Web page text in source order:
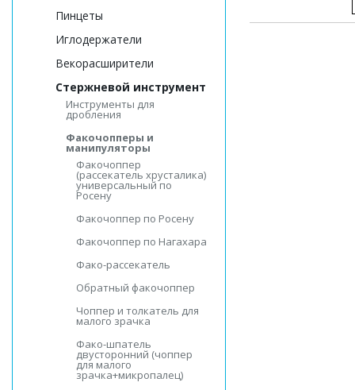
Пинцеты
Иглодержатели
Векорасширители
Стержневой инструмент
Инструменты для
дробления
Факочопперы и
манипуляторы
Факочоппер
(рассекатель хрусталика)
универсальный по
Росену
Факочоппер по Росену
Факочоппер по Нагахара
Фако-рассекатель
Обратный факочоппер
Чоппер и толкатель для
малого зрачка
Фако-шпатель
двусторонний (чоппер
для малого
зрачка+микропалец)